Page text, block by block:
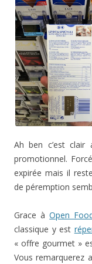
Ah ben c’est
promotionnel.
expirée mais il
de péremption
Grace àOpen
classique y est
« offre gourmet »
Vous remarquerez